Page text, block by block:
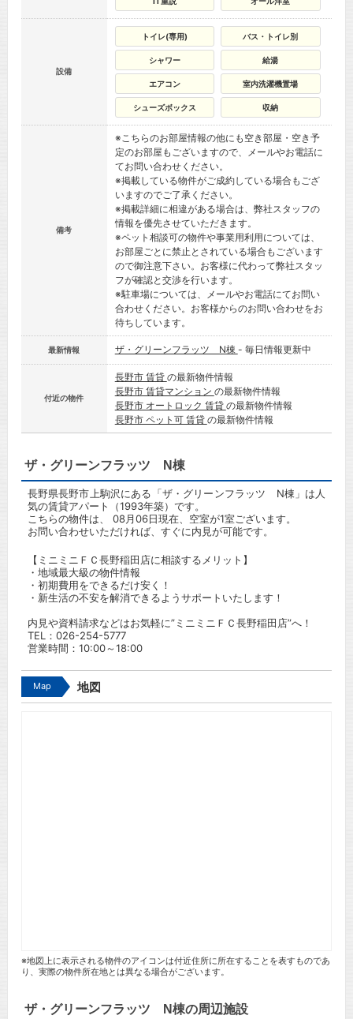
設備
トイレ(専用) バス・トイレ別
シャワー 給湯
エアコン 室内洗濯機置場
シューズボックス 収納
備考
※こちらのお部屋情報の他にも空き部屋・空き予
定のお部屋もございますので、メールやお電話に
てお問い合わせください。
※掲載している物件がご成約している場合もござ
いますのでご了承ください。
※掲載詳細に相違がある場合は、弊社スタッフの
情報を優先させていただきます。
※ペット相談可の物件や事業用利用については、
お部屋ごとに禁止とされている場合もございます
ので御注意下さい。お客様に代わって弊社スタッ
フが確認と交渉を行います。
※駐車場については、メールやお電話にてお問い
合わせください。お客様からのお問い合わせをお
待ちしています。
最新情報 ザ・グリーンフラッツ N棟 - 毎日情報更新中
付近の物件
長野市 賃貸 の最新物件情報
長野市 賃貸マンション の最新物件情報
長野市 オートロック 賃貸 の最新物件情報
長野市 ペット可 賃貸 の最新物件情報
ザ・グリーンフラッツ N棟
長野県長野市上駒沢にある「ザ・グリーンフラッツ N棟」は人
気の賃貸アパート（1993年築）です。
こちらの物件は、 08月06日現在、空室が1室ございます。
お問い合わせいただければ、すぐに内見が可能です。
【ミニミニＦＣ長野稲田店に相談するメリット】
・地域最大級の物件情報
・初期費用をできるだけ安く！
・新生活の不安を解消できるようサポートいたします！
内見や資料請求などはお気軽に”ミニミニＦＣ長野稲田店”へ！
TEL： 026-254-5777
営業時間：10:00～18:00
Map 地図
※地図上に表示される物件のアイコンは付近住所に所在することを表すものであ
り、実際の物件所在地とは異なる場合がございます。
ザ・グリーンフラッツ N棟の周辺施設